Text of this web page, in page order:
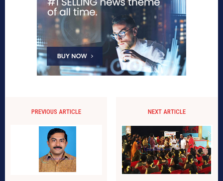
PREVIOUS ARTICLE NEXT ARTICLE